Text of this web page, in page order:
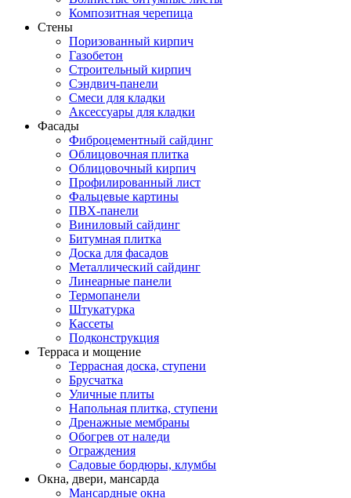
Композитная черепица
Стены
Поризованный кирпич
Газобетон
Строительный кирпич
Сэндвич-панели
Смеси для кладки
Аксессуары для кладки
Фасады
Фиброцементный сайдинг
Облицовочная плитка
Облицовочный кирпич
Профилированный лист
Фальцевые картины
ПВХ-панели
Виниловый сайдинг
Битумная плитка
Доска для фасадов
Металлический сайдинг
Линеарные панели
Термопанели
Штукатурка
Кассеты
Подконструкция
Терраса и мощение
Террасная доска, ступени
Брусчатка
Уличные плиты
Напольная плитка, ступени
Дренажные мембраны
Обогрев от наледи
Ограждения
Садовые бордюры, клумбы
Окна, двери, мансарда
Мансардные окна